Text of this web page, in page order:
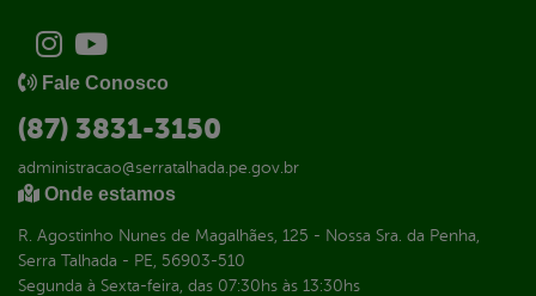
Fale Conosco
(87) 3831-3150
administracao@serratalhada.pe.gov.br
Onde estamos
R. Agostinho Nunes de Magalhães, 125 - Nossa Sra. da Penha,
Serra Talhada - PE, 56903-510
Segunda à Sexta-feira, das 07:30hs às 13:30hs